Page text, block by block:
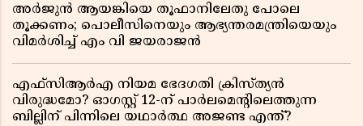
അർജുൻ ആയങ്കിയെ തൂഫാനിലേതു പോലെ
തൂക്കണം; പൊലീസിനെയും ആഭ്യന്തരമന്ത്രിയെയും
വിമർശിച്ച് എം വി ജയരാജൻ
എഫ്സിആർഎ നിയമ ഭേദഗതി ക്രിസ്ത്യൻ
വിരുദ്ധമോ? ഓഗസ്റ്റ് 12-ന് പാർലമെന്റിലെത്തുന്ന
ബില്ലിന് പിന്നിലെ യഥാർത്ഥ അജണ്ട എന്ത്?